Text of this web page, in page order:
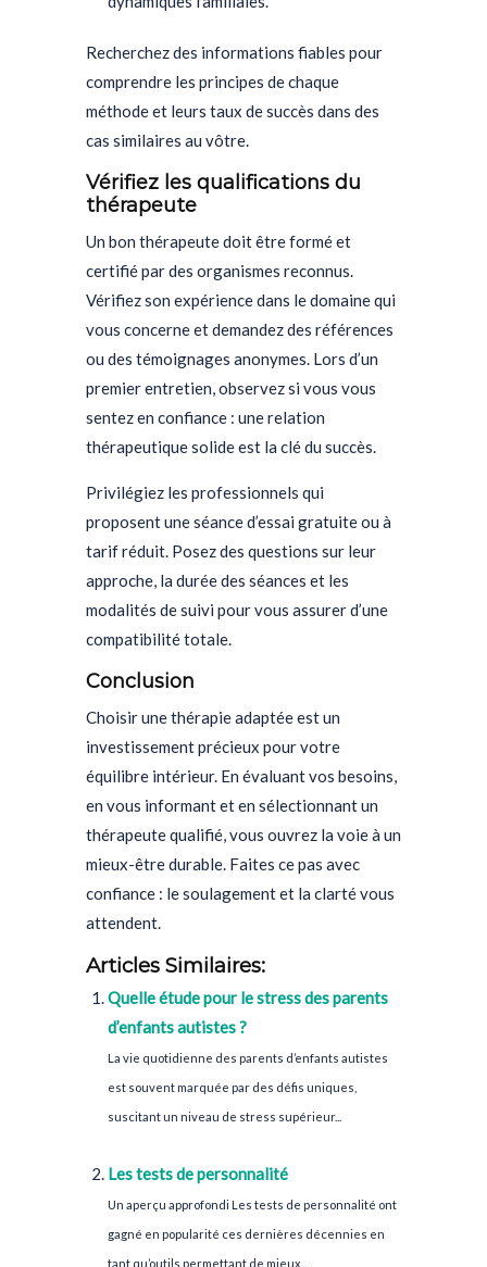
Recherchez des informations fiables pour
comprendre les principes de chaque
méthode et leurs taux de succès dans des
cas similaires au vôtre.
Vérifiez les qualifications du
thérapeute
Un bon thérapeute doit être formé et
certifié par des organismes reconnus.
Vérifiez son expérience dans le domaine qui
vous concerne et demandez des références
ou des témoignages anonymes. Lors d’un
premier entretien, observez si vous vous
sentez en confiance : une relation
thérapeutique solide est la clé du succès.
Privilégiez les professionnels qui
proposent une séance d’essai gratuite ou à
tarif réduit. Posez des questions sur leur
approche, la durée des séances et les
modalités de suivi pour vous assurer d’une
compatibilité totale.
Conclusion
Choisir une thérapie adaptée est un
investissement précieux pour votre
équilibre intérieur. En évaluant vos besoins,
en vous informant et en sélectionnant un
thérapeute qualifié, vous ouvrez la voie à un
mieux-être durable. Faites ce pas avec
confiance : le soulagement et la clarté vous
attendent.
Articles Similaires:
Quelle étude pour le stress des parents
d’enfants autistes ?
La vie quotidienne des parents d’enfants autistes
est souvent marquée par des défis uniques,
suscitant un niveau de stress supérieur...
Les tests de personnalité
Un aperçu approfondi Les tests de personnalité ont
gagné en popularité ces dernières décennies en
tant qu’outils permettant de mieux...